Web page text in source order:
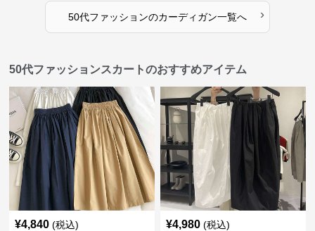
50代ファッションのカーディガン一覧へ ›
50代ファッションスカートのおすすめアイテム
¥4,840 (税込) ¥4,980 (税込)